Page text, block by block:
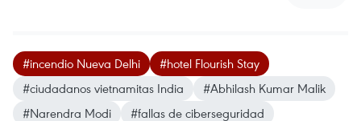
#incendio Nueva Delhi
#hotel Flourish Stay
#ciudadanos vietnamitas India
#Abhilash Kumar Malik
#Narendra Modi
#fallas de ciberseguridad